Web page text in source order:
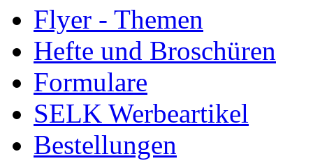
Flyer - Themen
Hefte und Broschüren
Formulare
SELK Werbeartikel
Bestellungen